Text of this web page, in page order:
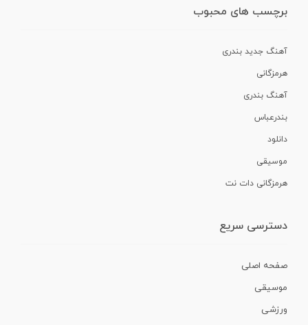
برچسب های محبوب
آهنگ جدید بندری
هرمزگانی
آهنگ بندری
بندرعباس
دانلود
موسیقی
هرمزگانی دات نت
دسترسی سریع
صفحه اصلی
موسیقی
ورزشی